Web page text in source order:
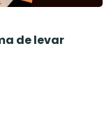
de levar